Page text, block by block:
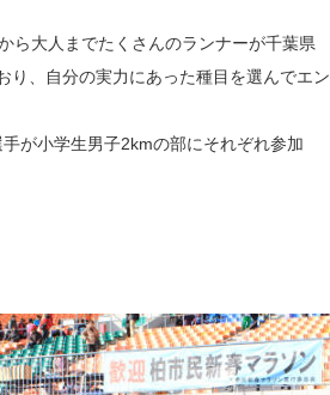
ら大人までたくさんのランナーが千葉県
り、自分の実力にあった種目を選んでエン
が小学生男子2kmの部にそれぞれ参加